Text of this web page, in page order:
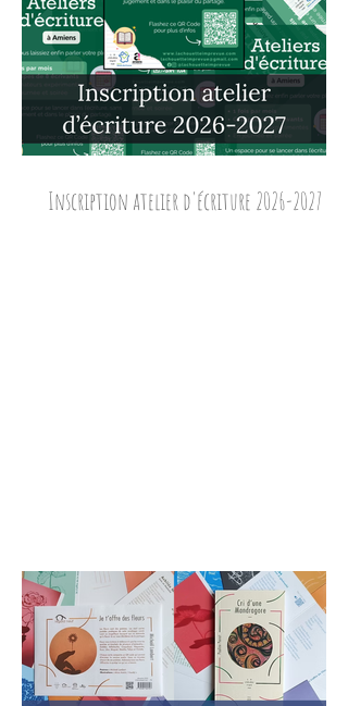
Inscription atelier d'écriture 2026-2027